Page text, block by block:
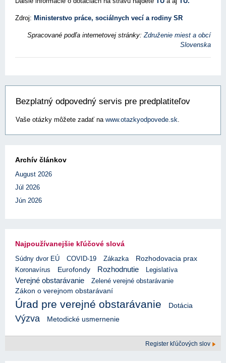
Zdroj: Ministerstvo práce, sociálnych vecí a rodiny SR
Spracované podľa internetovej stránky: Združenie miest a obcí
Slovenska
Bezplatný odpovedný servis pre predplatiteľov
Vaše otázky môžete zadať na www.otazkyodpovede.sk
Archív článkov
August 2026
Júl 2026
Jún 2026
Najpoužívanejšie kľúčové slová
Súdny dvor EÚ COVID-19 Zákazka Rozhodovacia prax
Koronavírus Eurofondy Rozhodnutie Legislatíva
Verejné obstarávanie
Zelené verejné obstarávanie
Zákon o verejnom obstarávaní
Úrad pre verejné obstarávanie Dotácia
Výzva Metodické usmernenie
Register kľúčových slov